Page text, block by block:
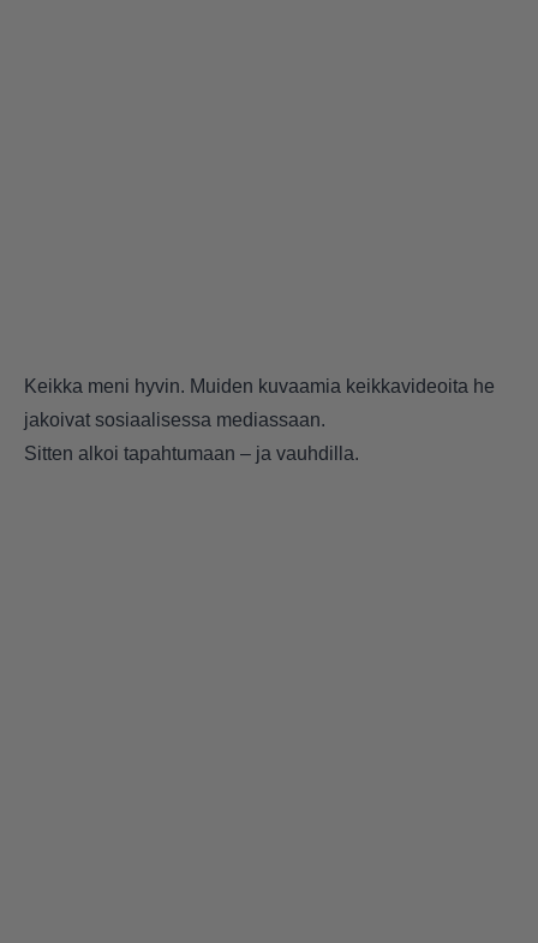
Keikka meni hyvin. Muiden kuvaamia keikkavideoita he
jakoivat sosiaalisessa mediassaan.
Sitten alkoi tapahtumaan – ja vauhdilla.